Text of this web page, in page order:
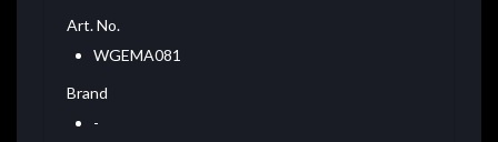
Art. No.
WGEMA081
Brand
-